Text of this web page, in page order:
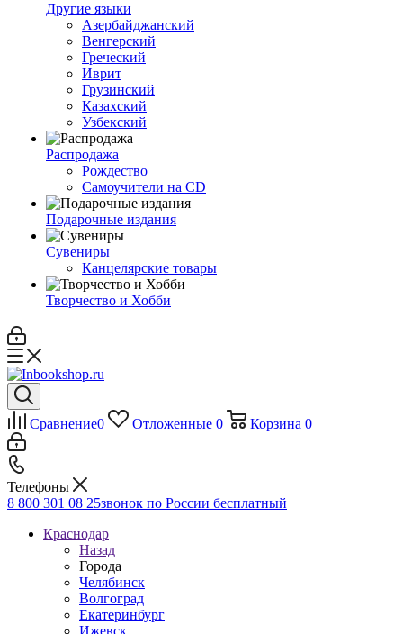
Другие языки
Азербайджанский
Венгерский
Греческий
Иврит
Грузинский
Казахский
Узбекский
Распродажа
Рождество
Самоучители на CD
Подарочные издания
Сувениры
Канцелярские товары
Творчество и Хобби
Сравнение0 Отложенные 0 Корзина 0
Телефоны
8 800 301 08 25звонок по России бесплатный
Краснодар
Назад
Города
Челябинск
Волгоград
Екатеринбург
Ижевск